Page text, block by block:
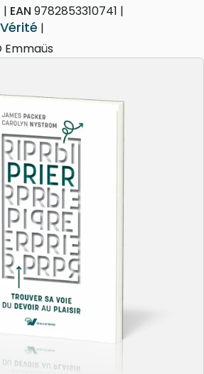
EAN 9782853310741
Emmaüs